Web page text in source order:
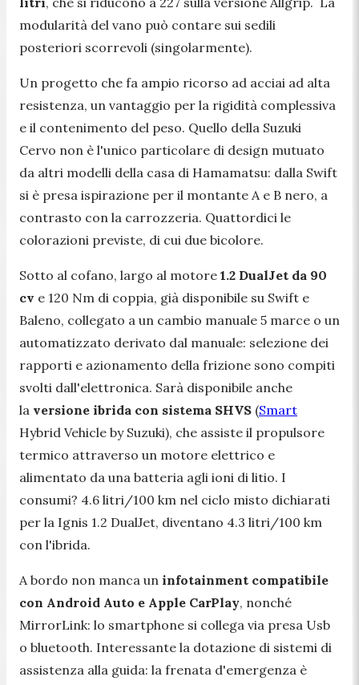
modularità del vano può contare sui sedili
posteriori scorrevoli (singolarmente).
Un progetto che fa ampio ricorso ad acciai ad alta
resistenza, un vantaggio per la rigidità complessiva
e il contenimento del peso. Quello della Suzuki
Cervo non è l'unico particolare di design mutuato
da altri modelli della casa di Hamamatsu: dalla Swift
si è presa ispirazione per il montante A e B nero, a
contrasto con la carrozzeria. Quattordici le
colorazioni previste, di cui due bicolore.
Sotto al cofano, largo al motore 1.2 DualJet da 90
cv e 120 Nm di coppia, già disponibile su Swift e
Baleno, collegato a un cambio manuale 5 marce o un
automatizzato derivato dal manuale: selezione dei
rapporti e azionamento della frizione sono compiti
svolti dall'elettronica. Sarà disponibile anche
la versione ibrida con sistema SHVS (Smart
Hybrid Vehicle by Suzuki), che assiste il propulsore
termico attraverso un motore elettrico e
alimentato da una batteria agli ioni di litio. I
consumi? 4.6 litri/100 km nel ciclo misto dichiarati
per la Ignis 1.2 DualJet, diventano 4.3 litri/100 km
con l'ibrida.
A bordo non manca un infotainment compatibile
con Android Auto e Apple CarPlay, nonché
MirrorLink: lo smartphone si collega via presa Usb
o bluetooth. Interessante la dotazione di sistemi di
assistenza alla guida: la frenata d'emergenza è